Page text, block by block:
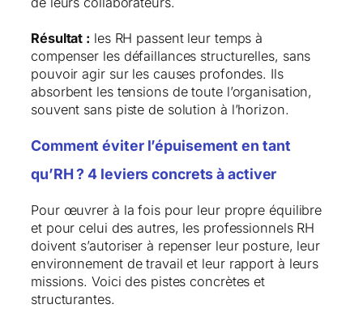
Résultat : les RH passent leur temps à
compenser les défaillances structurelles, sans
pouvoir agir sur les causes profondes. Ils
absorbent les tensions de toute l’organisation,
souvent sans piste de solution à l’horizon.
Comment éviter l’épuisement en tant
qu’RH ? 4 leviers concrets à activer
Pour œuvrer à la fois pour leur propre équilibre
et pour celui des autres, les professionnels RH
doivent s’autoriser à repenser leur posture, leur
environnement de travail et leur rapport à leurs
missions. Voici des pistes concrètes et
structurantes.